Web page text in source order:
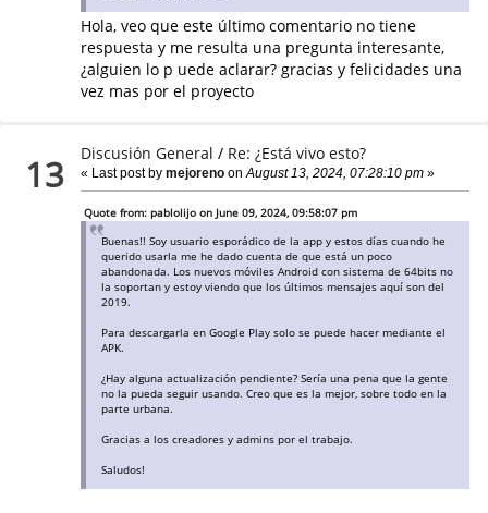
Hola, veo que este último comentario no tiene
respuesta y me resulta una pregunta interesante,
¿alguien lo p uede aclarar? gracias y felicidades una
vez mas por el proyecto
13 Discusión General / Re: ¿Está vivo esto?
« Last post bymejoreno on August 13, 2024, 07:28:10 pm »
Quote from: pablolijo on June 09, 2024, 09:58:07 pm
Buenas!! Soy usuario esporádico de la app y estos días cuando he
querido usarla me he dado cuenta de que está un poco
abandonada. Los nuevos móviles Android con sistema de 64bits no
la soportan y estoy viendo que los últimos mensajes aquí son del
2019.
Para descargarla en Google Play solo se puede hacer mediante el
APK.
¿Hay alguna actualización pendiente? Sería una pena que la gente
no la pueda seguir usando. Creo que es la mejor, sobre todo en la
parte urbana.
Gracias a los creadores y admins por el trabajo.
Saludos!